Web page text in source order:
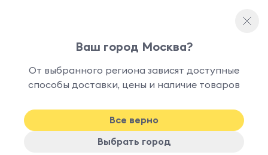
-10%
Ваш город Москва?
От выбранного региона зависят доступные
способы доставки, цены и наличие товаров
Все верно
Выбрать город